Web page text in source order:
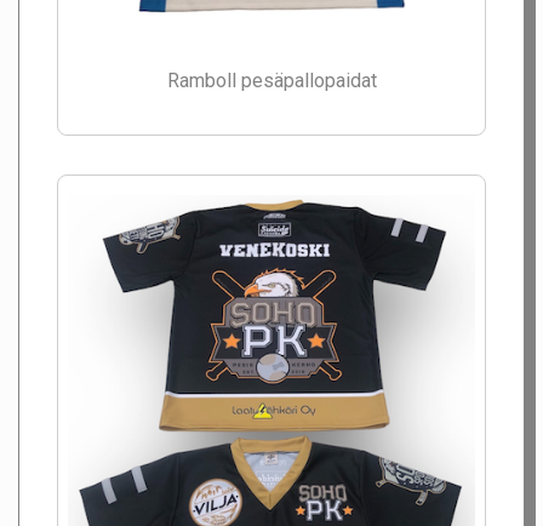
Ramboll pesäpallopaidat